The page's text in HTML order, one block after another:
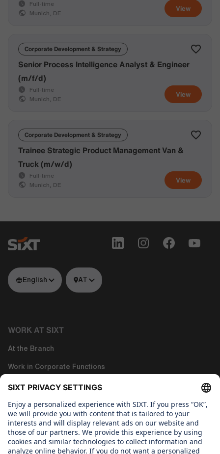
View
Full-time
Munich, DE
Corporate Development & Strategy
View
Senior Process Intelligence Analyst & Engineer
(m/f/d)
Full-time
Munich, DE
Corporate Development & Strategy
View
Trainee Strategic Product Management Van &
Truck (m/w/d)
Full-time
Munich, DE
English AT
WORK AT SIXT
At the Branch
Work in Corporate Functions
Work in Tech
About us
WHAT WE CARE ABOUT
Regine Sixt Children´s Aid Foundation